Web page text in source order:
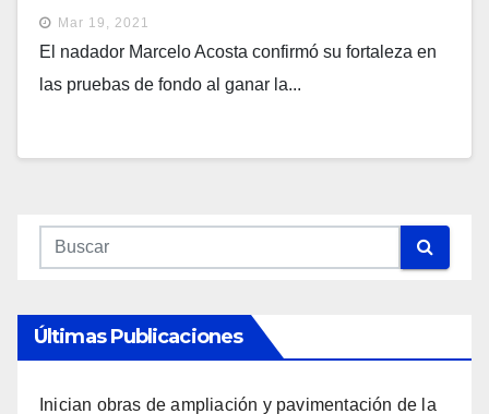
Mar 19, 2021
El nadador Marcelo Acosta confirmó su fortaleza en
las pruebas de fondo al ganar la...
Últimas Publicaciones
Inician obras de ampliación y pavimentación de la